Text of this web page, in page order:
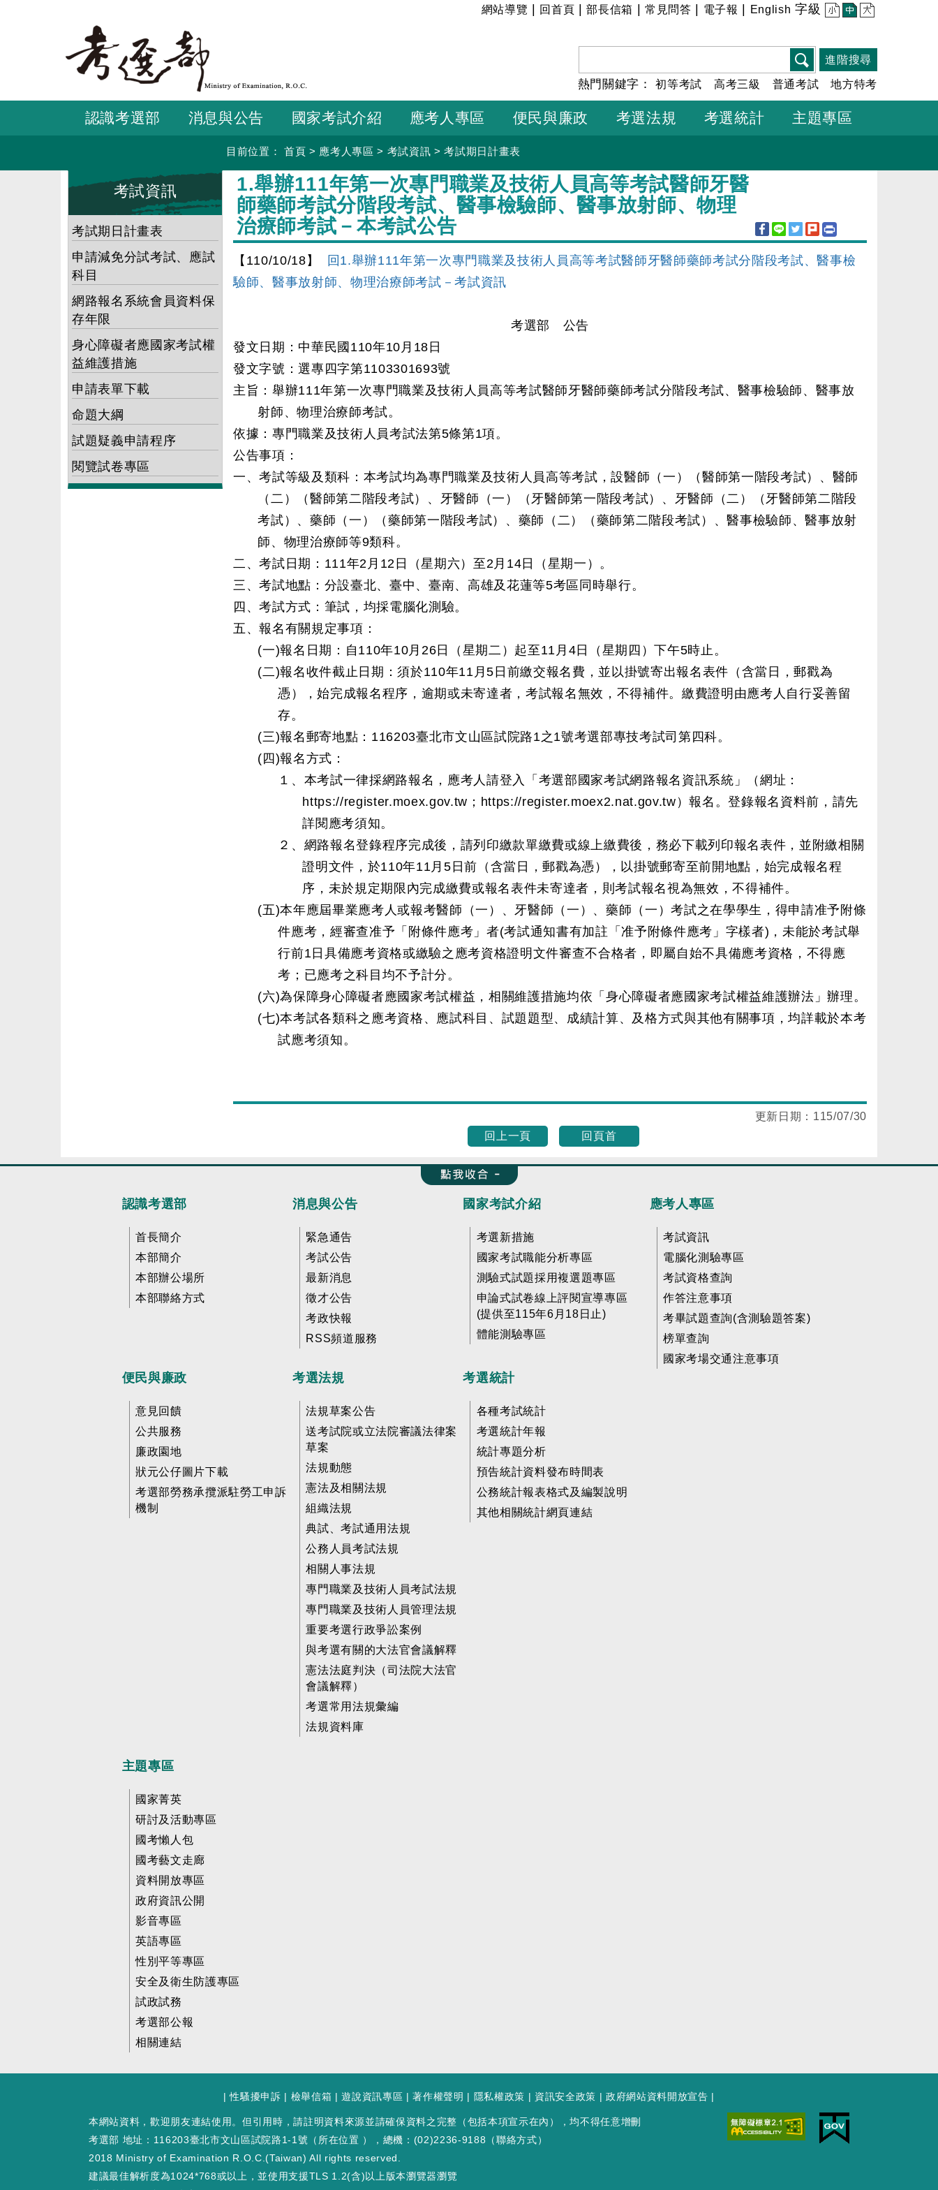
要
容
:::
網站導覽 回首頁 |部長信箱 常見問答 電子報 English 字級 小 中 大
進階搜尋
熱門關鍵字：初等考試 高考三級 普通考試 地方特考
認識考選部 消息與公告 國家考試介紹 應考人專區 便民與廉政 考選法規 考選統計 主題專區
目前位置： 首頁 > 應考人專區 > 考試資訊 >考試期日計畫表
考試資訊
考試期日計畫表
申請減免分試考試、應試
科目
網路報名系統會員資料保
存年限
身心障礙者應國家考試權
益維護措施
申請表單下載
命題大綱
試題疑義申請程序
閱覽試卷專區
:::
1.舉辦111年第一次專門職業及技術人員高等考試醫師牙醫
師藥師考試分階段考試、醫事檢驗師、醫事放射師、物理
治療師考試－本考試公告
【110/10/18】
回1.舉辦111年第一次專門職業及技術人員高等考試醫師牙醫師藥師考試分階段考試、醫事檢
驗師、醫事放射師、物理治療師考試－考試資訊
考選部 公告
發文日期：中華民國110年10月18日
發文字號：選專四字第1103301693號
主旨：舉辦111年第一次專門職業及技術人員高等考試醫師牙醫師藥師考試分階段考試、醫事檢驗師、醫事放
射師、物理治療師考試。
依據：專門職業及技術人員考試法第5條第1項。
公告事項：
一、考試等級及類科：本考試均為專門職業及技術人員高等考試，設醫師（一）（醫師第一階段考試）、醫師
（二）（醫師第二階段考試）、牙醫師（一）（牙醫師第一階段考試）、牙醫師（二）（牙醫師第二階段
考試）、藥師（一）（藥師第一階段考試）、藥師（二）（藥師第二階段考試）、醫事檢驗師、醫事放射
師、物理治療師等9類科。
二、考試日期：111年2月12日（星期六）至2月14日（星期一）。
三、考試地點：分設臺北、臺中、臺南、高雄及花蓮等5考區同時舉行。
四、考試方式：筆試，均採電腦化測驗。
五、報名有關規定事項：
(一)報名日期：自110年10月26日（星期二）起至11月4日（星期四）下午5時止。
(二)報名收件截止日期：須於110年11月5日前繳交報名費，並以掛號寄出報名表件（含當日，郵戳為
憑），始完成報名程序，逾期或未寄達者，考試報名無效，不得補件。繳費證明由應考人自行妥善留
存。
(三)報名郵寄地點：116203臺北市文山區試院路1之1號考選部專技考試司第四科。
(四)報名方式：
１、本考試一律採網路報名，應考人請登入「考選部國家考試網路報名資訊系統」（網址：
https://register.moex.gov.tw；https://register.moex2.nat.gov.tw）報名。登錄報名資料前，請先
詳閱應考須知。
２、網路報名登錄程序完成後，請列印繳款單繳費或線上繳費後，務必下載列印報名表件，並附繳相關
證明文件，於110年11月5日前（含當日，郵戳為憑），以掛號郵寄至前開地點，始完成報名程
序，未於規定期限內完成繳費或報名表件未寄達者，則考試報名視為無效，不得補件。
(五)本年應屆畢業應考人或報考醫師（一）、牙醫師（一）、藥師（一）考試之在學學生，得申請准予附條
件應考，經審查准予「附條件應考」者(考試通知書有加註「准予附條件應考」字樣者)，未能於考試舉
行前1日具備應考資格或繳驗之應考資格證明文件審查不合格者，即屬自始不具備應考資格，不得應
考；已應考之科目均不予計分。
(六)為保障身心障礙者應國家考試權益，相關維護措施均依「身心障礙者應國家考試權益維護辦法」辦理。
(七)本考試各類科之應考資格、應試科目、試題題型、成績計算、及格方式與其他有關事項，均詳載於本考
試應考須知。
更新日期： 115/07/30
回上一頁
回頁首
收合 FatFooter
認識考選部
首長簡介
本部簡介
本部辦公場所
本部聯絡方式
消息與公告
緊急通告
考試公告
最新消息
徵才公告
考政快報
RSS頻道服務
國家考試介紹
考選新措施
國家考試職能分析專區
測驗式試題採用複選題專區
申論式試卷線上評閱宣導專區
(提供至115年6月18日止)
體能測驗專區
應考人專區
考試資訊
電腦化測驗專區
考試資格查詢
作答注意事項
考畢試題查詢(含測驗題答案)
榜單查詢
國家考場交通注意事項
便民與廉政
意見回饋
公共服務
廉政園地
狀元公仔圖片下載
考選部勞務承攬派駐勞工申訴
機制
考選法規
法規草案公告
送考試院或立法院審議法律案
草案
法規動態
憲法及相關法規
組織法規
典試、考試通用法規
公務人員考試法規
相關人事法規
專門職業及技術人員考試法規
專門職業及技術人員管理法規
重要考選行政爭訟案例
與考選有關的大法官會議解釋
憲法法庭判決（司法院大法官
會議解釋）
考選常用法規彙編
法規資料庫
考選統計
各種考試統計
考選統計年報
統計專題分析
預告統計資料發布時間表
公務統計報表格式及編製說明
其他相關統計網頁連結
主題專區
國家菁英
研討及活動專區
國考懶人包
國考藝文走廊
資料開放專區
政府資訊公開
影音專區
英語專區
性別平等專區
安全及衛生防護專區
試政試務
考選部公報
相關連結
|性騷擾申訴 | 檢舉信箱 |遊說資訊專區 |著作權聲明 | 隱私權政策 | 資訊安全政策 |政府網站資料開放宣告 |
本網站資料，歡迎朋友連結使用。但引用時，請註明資料來源並請確保資料之完整（包括本項宣示在內），均不得任意增刪
考選部 地址：116203臺北市文山區試院路1-1號（ 所在位置 ），總機：(02)2236-9188（聯絡方式）
2018 Ministry of Examination R.O.C.(Taiwan) All rights reserved.
建議最佳解析度為1024*768或以上，並使用支援TLS 1.2(含)以上版本瀏覽器瀏覽